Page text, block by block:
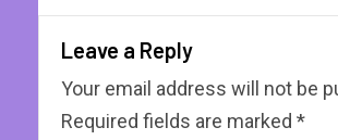
Leave a Reply
Your email address will not be
Required fields are marked *